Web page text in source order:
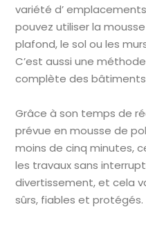
variété d’
pouvez utiliser la
plafond, le sol ou les
C’est aussi une
complète des bâtiments
Grâce à son temps de
prévue en mousse de
moins de cinq minutes,
les travaux sans
divertissement, et cela
sûrs, fiables et protégés.